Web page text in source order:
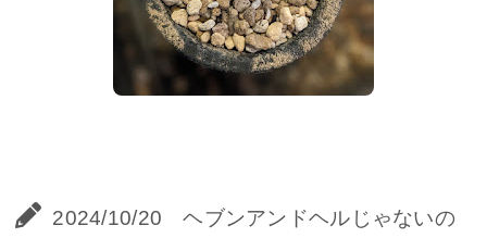
2024/10/20 ヘブンアンドヘルじゃないの